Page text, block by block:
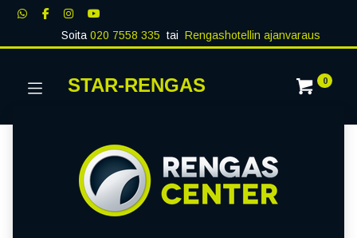
Soita020 7558 335 tai Rengashotellin ajanvaraus
STAR-RENGAS 0